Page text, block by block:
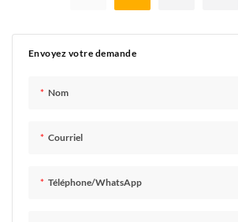
Envoyez votre demande
Nom
Courriel
Téléphone/WhatsApp